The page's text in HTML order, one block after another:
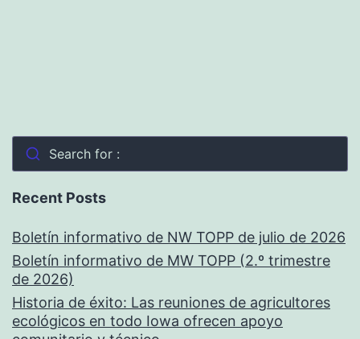
Search for :
Recent Posts
Boletín informativo de NW TOPP de julio de 2026
Boletín informativo de MW TOPP (2.º trimestre
de 2026)
Historia de éxito: Las reuniones de agricultores
ecológicos en todo Iowa ofrecen apoyo